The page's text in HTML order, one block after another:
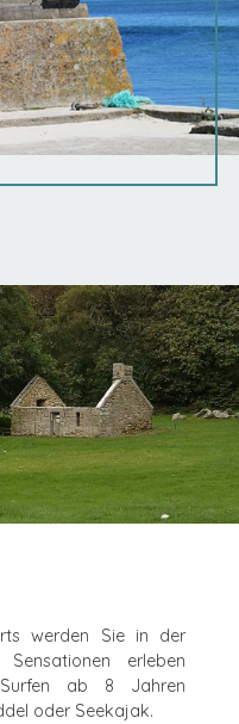
werden Sie in der
erleben
ab 8 Jahren
oder Seekajak.